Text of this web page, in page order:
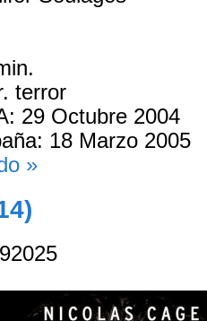
terror
29 Octubre 2004
18 Marzo 2005
»
2025